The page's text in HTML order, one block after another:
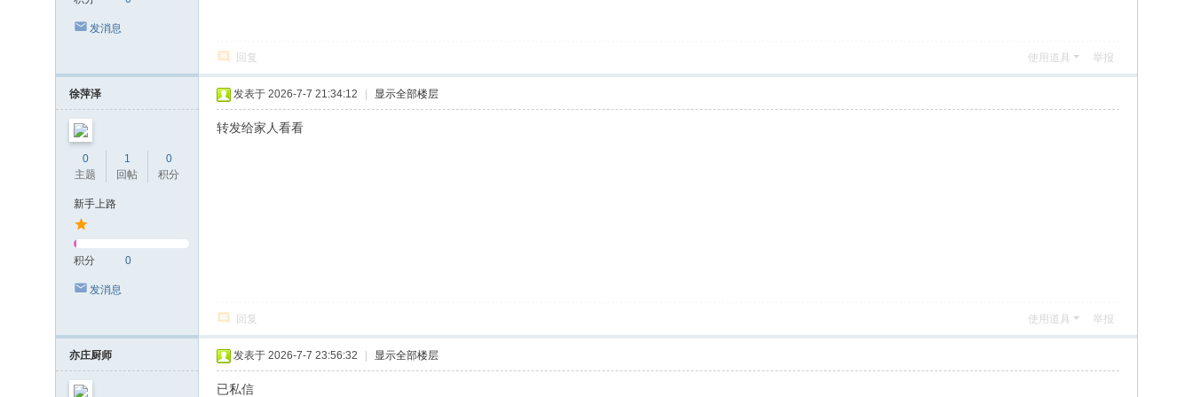
发消息
回复 使用道具 举报
徐萍泽
0
主题
1
回帖
0
积分
新手上路
积分 0
发消息
发表于 2026-7-7 21:34:12 显示全部楼层
转发给家人看看
回复 使用道具 举报
亦庄厨师 发表于 2026-7-7 23:56:32 显示全部楼层
已私信